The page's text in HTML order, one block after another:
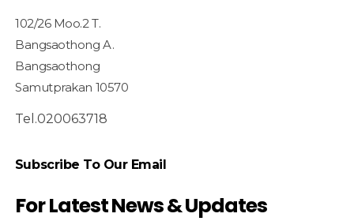
102/26 Moo.2 T.
Bangsaothong A.
Bangsaothong
Samutprakan 10570
Tel.020063718
Subscribe To Our Email
For Latest News & Updates